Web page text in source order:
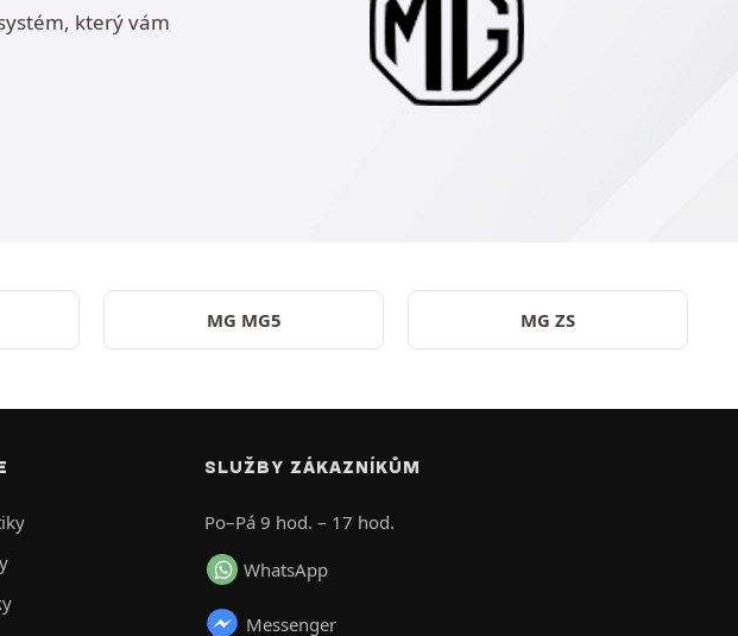
který vám
MG MG5 MG ZS
SLUŽBY ZÁKAZNÍKŮM
Po–Pá 9 hod. – 17 hod.
WhatsApp
Messenger